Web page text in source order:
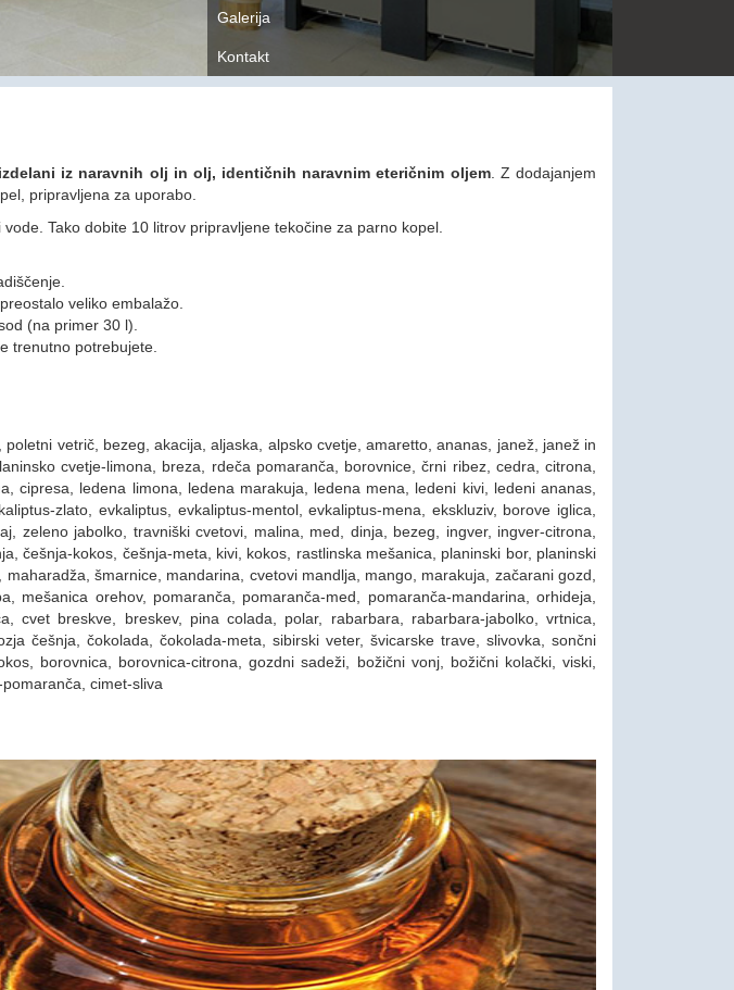
Galerija
Kontakt
izdelani iz naravnih olj in olj, identičnih naravnim eteričnim oljem. Z dodajanjem
pripravljena za uporabo.
Tako dobite 10 litrov pripravljene tekočine za parno kopel.
veliko embalažo.
(na primer 30 l).
trenutno potrebujete.
vetrič, bezeg, akacija, aljaska, alpsko cvetje, amaretto, ananas, janež, janež in
cvetje-limona, breza, rdeča pomaranča, borovnice, črni ribez, cedra, citrona,
cipresa, ledena limona, ledena marakuja, ledena mena, ledeni kivi, ledeni ananas,
zlato, evkaliptus, evkaliptus-mentol, evkaliptus-mena, ekskluziv, borove iglica,
zeleno jabolko, travniški cvetovi, malina, med, dinja, bezeg, ingver, ingver-citrona,
češnja-kokos, češnja-meta, kivi, kokos, rastlinska mešanica, planinski bor, planinski
šmarnice, mandarina, cvetovi mandlja, mango, marakuja, začarani gozd,
orehov, pomaranča, pomaranča-med, pomaranča-mandarina, orhideja,
cvet breskve, breskev, pina colada, polar, rabarbara, rabarbara-jabolko, vrtnica,
češnja, čokolada, čokolada-meta, sibirski veter, švicarske trave, slivovka, sončni
borovnica, borovnica-citrona, gozdni sadeži, božični vonj, božični kolački, viski,
cimet-sliva